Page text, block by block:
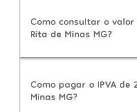
Como consultar o
Rita de Minas MG?
Como pagar o IPVA
Minas MG?